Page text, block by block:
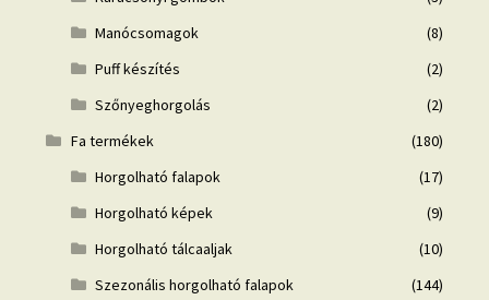
Manócsomagok
(8)
Puff készítés
(2)
Szőnyeghorgolás
(2)
Fa termékek
(180)
Horgolható falapok
(17)
Horgolható képek
(9)
Horgolható tálcaaljak
(10)
Szezonális horgolható falapok
(144)